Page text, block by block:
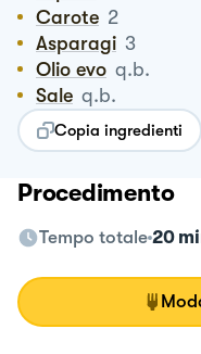
Carote 2
Asparagi 3
Olio evo q.b.
Sale q.b.
Copia ingredienti
Procedimento
Tempo totale 20